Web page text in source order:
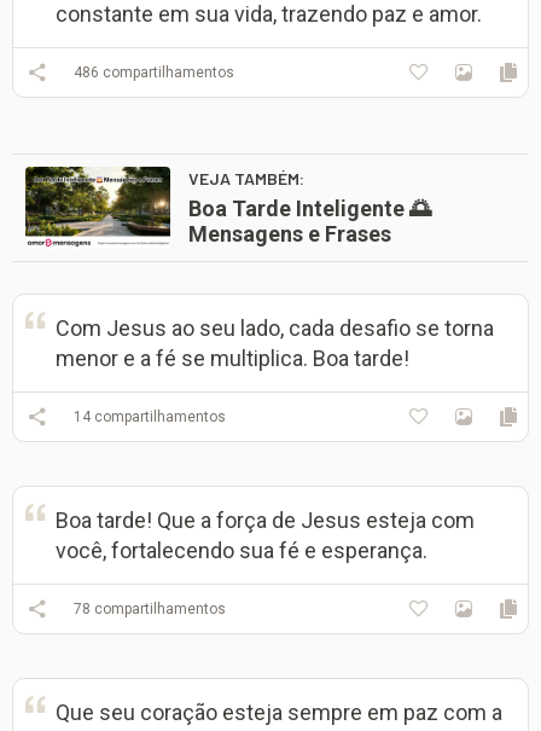
constante em sua vida, trazendo paz e amor.
486 compartilhamentos
VEJA TAMBÉM:
Boa Tarde Inteligente 🌅
Mensagens e Frases
Com Jesus ao seu lado, cada desafio se torna
menor e a fé se multiplica. Boa tarde!
14 compartilhamentos
Boa tarde! Que a força de Jesus esteja com
você, fortalecendo sua fé e esperança.
78 compartilhamentos
Que seu coração esteja sempre em paz com a